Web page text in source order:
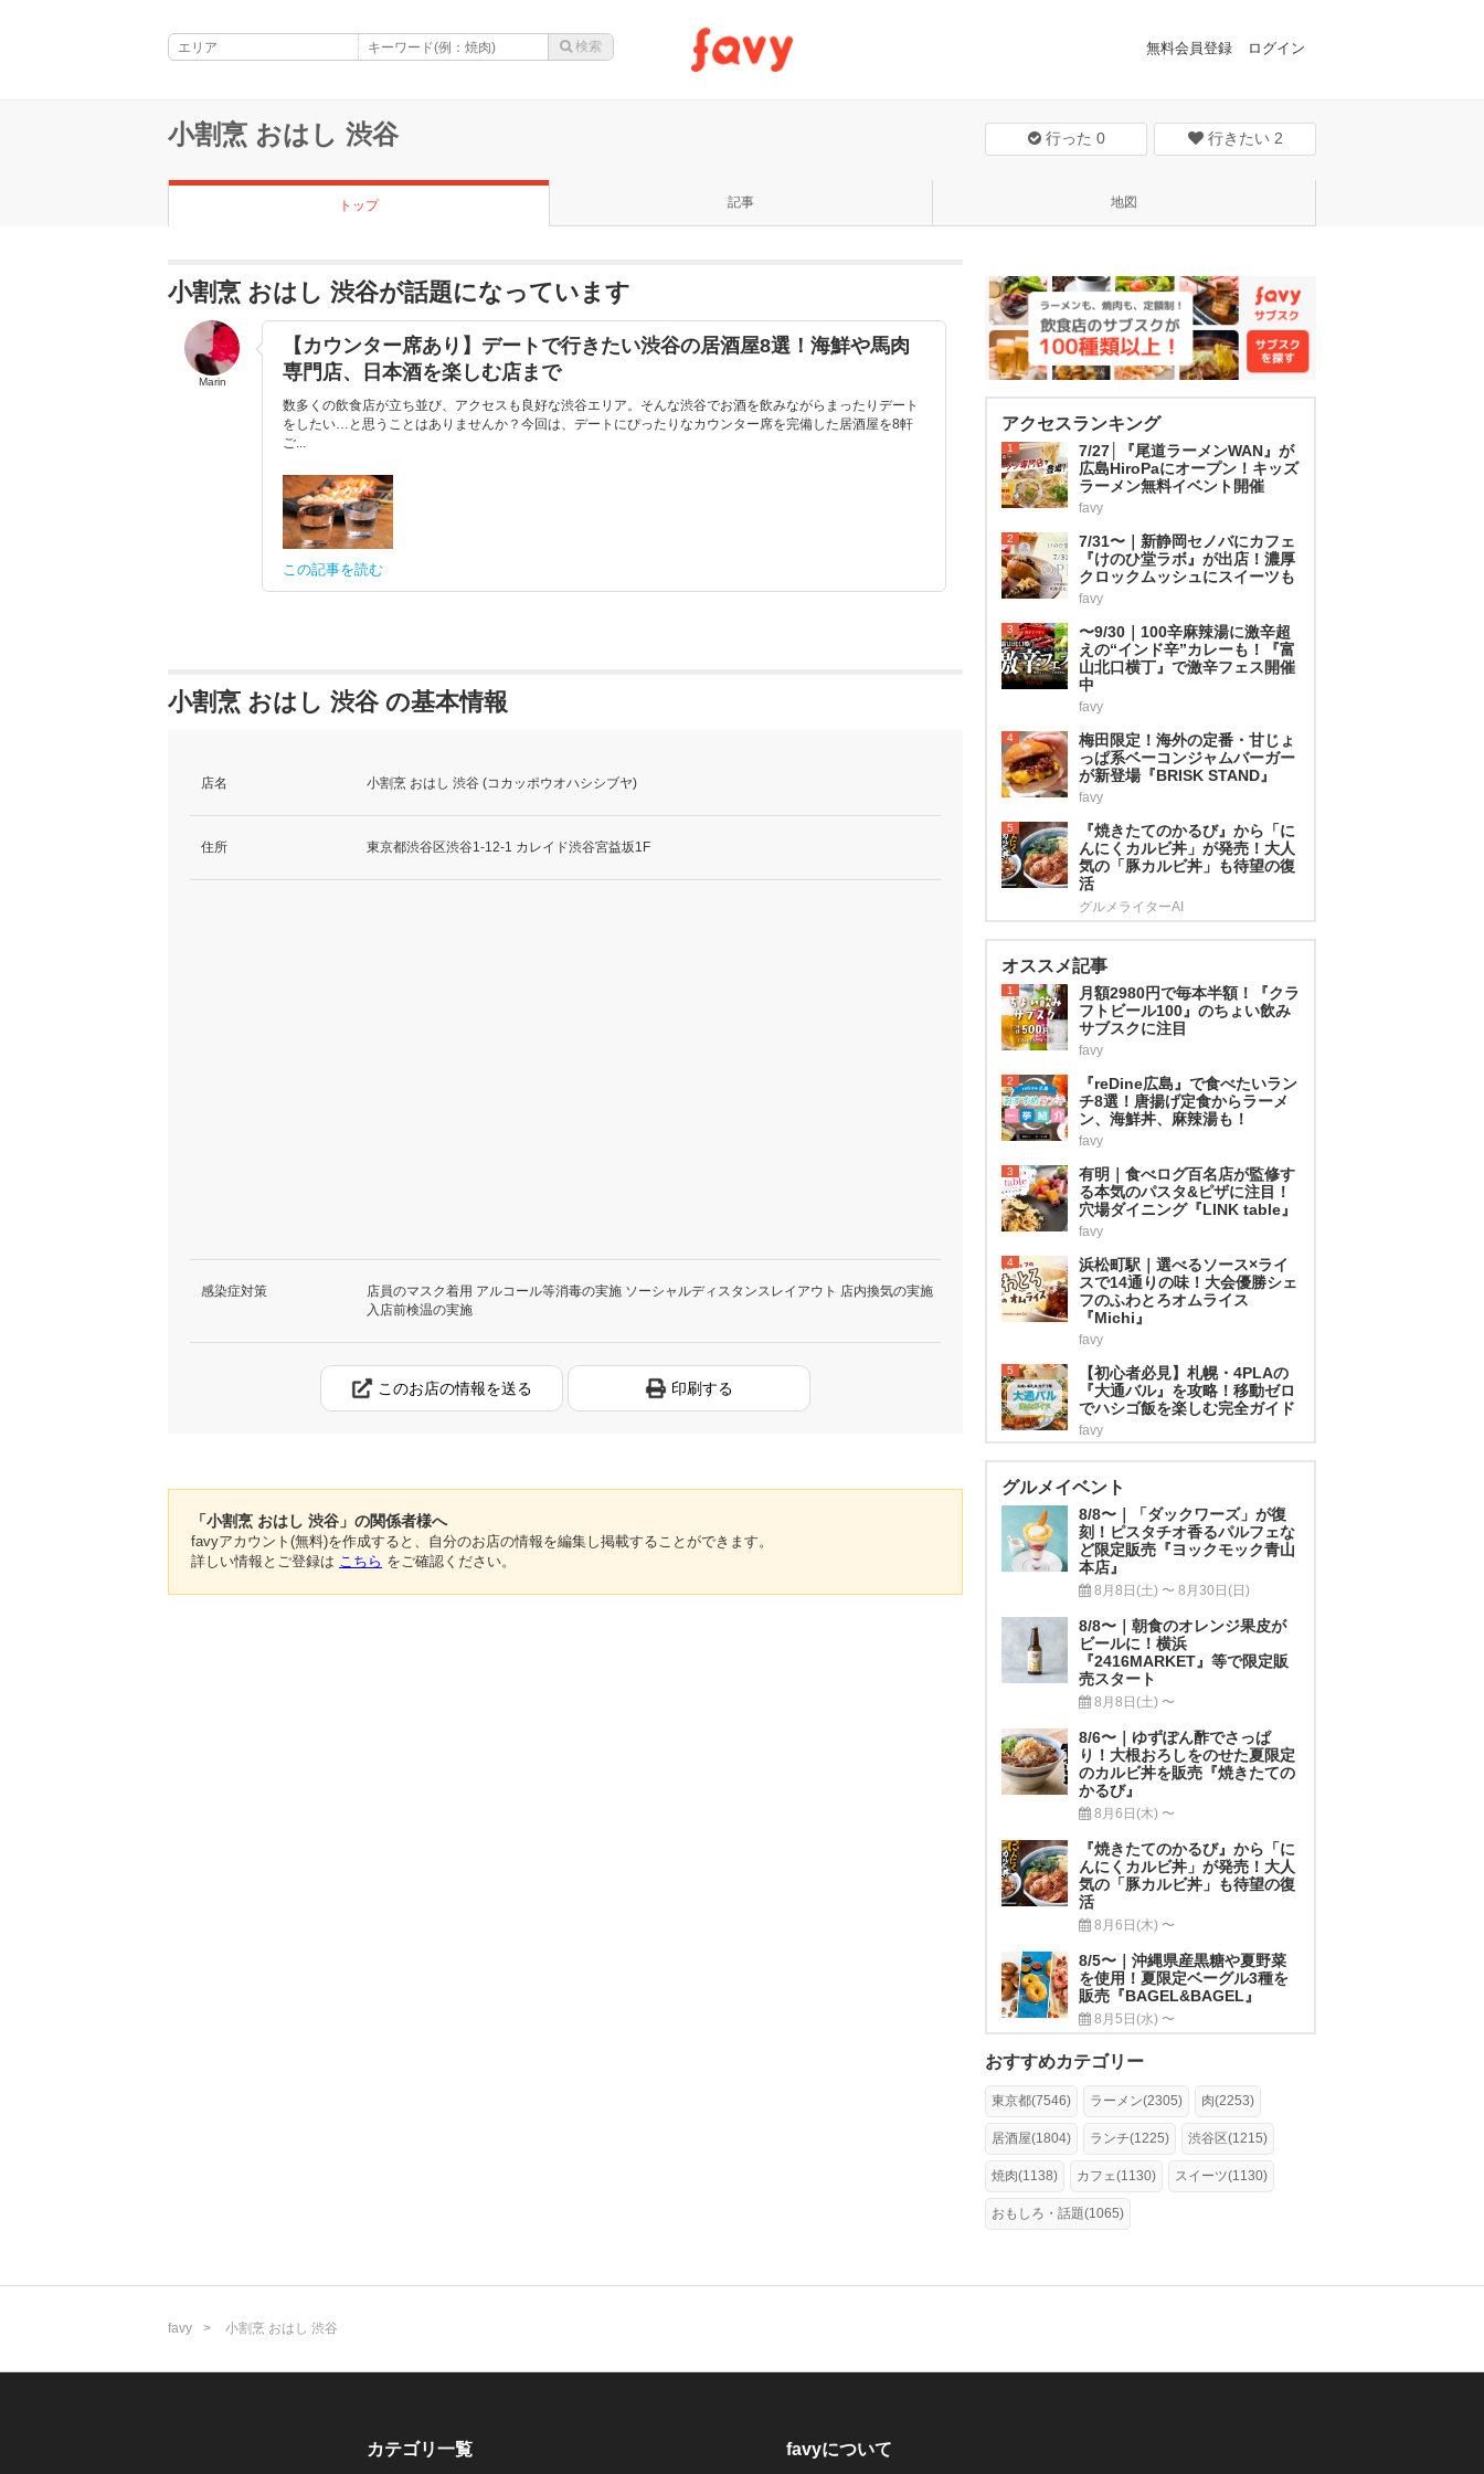
無料会員登録 ログイン
小割烹 おはし 渋谷 行った 0 行きたい 2
トップ 記事 地図
小割烹 おはし 渋谷が話題になっています
Marin
【カウンター席あり】デートで行きたい渋谷の居酒屋8選！海鮮や馬肉
専門店、日本酒を楽しむ店まで
数多くの飲食店が立ち並び、アクセスも良好な渋谷エリア。そんな渋谷でお酒を飲みながらまったりデート
をしたい…と思うことはありませんか？今回は、デートにぴったりなカウンター席を完備した居酒屋を8軒
ご...
この記事を読む
小割烹 おはし 渋谷 の基本情報
店名 小割烹 おはし 渋谷 (コカッポウオハシシブヤ)
住所 東京都渋谷区渋谷1-12-1 カレイド渋谷宮益坂1F
感染症対策
店員のマスク着用 アルコール等消毒の実施 ソーシャルディスタンスレイアウト 店内換気の実施
入店前検温の実施
このお店の情報を送る 印刷する
「小割烹 おはし 渋谷」の関係者様へ
favyアカウント(無料)を作成すると、自分のお店の情報を編集し掲載することができます。
詳しい情報とご登録は こちら をご確認ください。
アクセスランキング
1
7/27│『尾道ラーメンWAN』が
広島HiroPaにオープン！キッズ
ラーメン無料イベント開催
favy
2
7/31〜｜新静岡セノバにカフェ
『けのひ堂ラボ』が出店！濃厚
クロックムッシュにスイーツも
favy
3
〜9/30｜100辛麻辣湯に激辛超
えの“インド辛”カレーも！『富
山北口横丁』で激辛フェス開催
中
favy
4
梅田限定！海外の定番・甘じょ
っぱ系ベーコンジャムバーガー
が新登場『BRISK STAND』
favy
5
『焼きたてのかるび』から「に
んにくカルビ丼」が発売！大人
気の「豚カルビ丼」も待望の復
活
グルメライターAI
オススメ記事
1
月額2980円で毎本半額！『クラ
フトビール100』のちょい飲み
サブスクに注目
favy
2
『reDine広島』で食べたいラン
チ8選！唐揚げ定食からラーメ
ン、海鮮丼、麻辣湯も！
favy
3
有明｜食べログ百名店が監修す
る本気のパスタ&ピザに注目！
穴場ダイニング『LINK table』
favy
4
浜松町駅｜選べるソース×ライ
スで14通りの味！大会優勝シェ
フのふわとろオムライス
『Michi』
favy
5
【初心者必見】札幌・4PLAの
『大通バル』を攻略！移動ゼロ
でハシゴ飯を楽しむ完全ガイド
favy
グルメイベント
8/8〜｜「ダックワーズ」が復
刻！ピスタチオ香るパルフェな
ど限定販売『ヨックモック青山
本店』
8月8日(土) 〜 8月30日(日)
8/8〜｜朝食のオレンジ果皮が
ビールに！横浜
『2416MARKET』等で限定販
売スタート
8月8日(土) 〜
8/6〜｜ゆずぽん酢でさっぱ
り！大根おろしをのせた夏限定
のカルビ丼を販売『焼きたての
かるび』
8月6日(木) 〜
『焼きたてのかるび』から「に
んにくカルビ丼」が発売！大人
気の「豚カルビ丼」も待望の復
活
8月6日(木) 〜
8/5〜｜沖縄県産黒糖や夏野菜
を使用！夏限定ベーグル3種を
販売『BAGEL&BAGEL』
8月5日(水) 〜
おすすめカテゴリー
東京都(7546) ラーメン(2305) 肉(2253)
居酒屋(1804) ランチ(1225) 渋谷区(1215)
焼肉(1138) カフェ(1130) スイーツ(1130)
おもしろ・話題(1065)
favy 小割烹 おはし 渋谷
カテゴリ一覧 favyについて